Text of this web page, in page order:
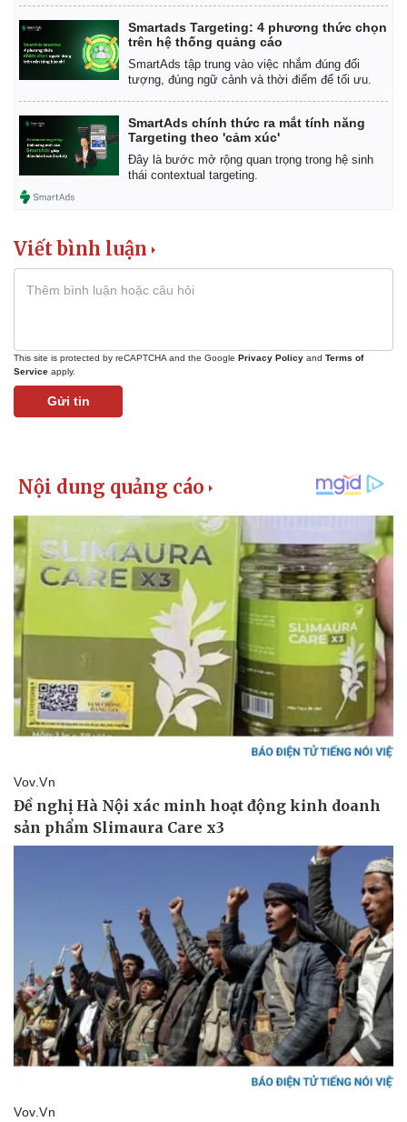
Thể thao
Bóng đá
Lịch thi đấu bóng đá
Thế giới thể thao
eSports
Hậu trường
Ô tô - Xe máy
Ô tô
Xe máy
Tư vấn
Smartads Targeting: 4 phương thức chọn
trên hệ thống quảng cáo
SmartAds tập trung vào việc nhắm đúng đối
tượng, đúng ngữ cảnh và thời điểm để tối ưu.
SmartAds chính thức ra mắt tính năng
Targeting theo 'cảm xúc'
Đây là bước mở rộng quan trọng trong hệ sinh
thái contextual targeting.
Viết bình luận
This site is protected by reCAPTCHA and the Google Privacy Policy and Terms of
Service apply.
Gửi tin